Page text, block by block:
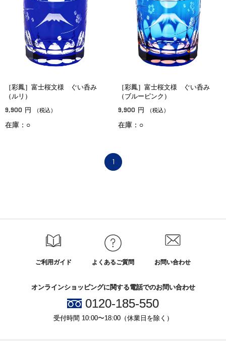
［彩鳳］富士桜文様 ぐい呑み
（ルリ）
9,900 円 （税込）
在庫：○
［彩鳳］富士桜文様 ぐい呑み
（ブルーピンク）
9,900 円 （税込）
在庫：○
1
ご利用ガイド よくあるご質問 お問い合わせ
オンラインショッピングに関する電話でのお問い合わせ
0120-185-550
受付時間 10:00〜18:00（休業日を除く）